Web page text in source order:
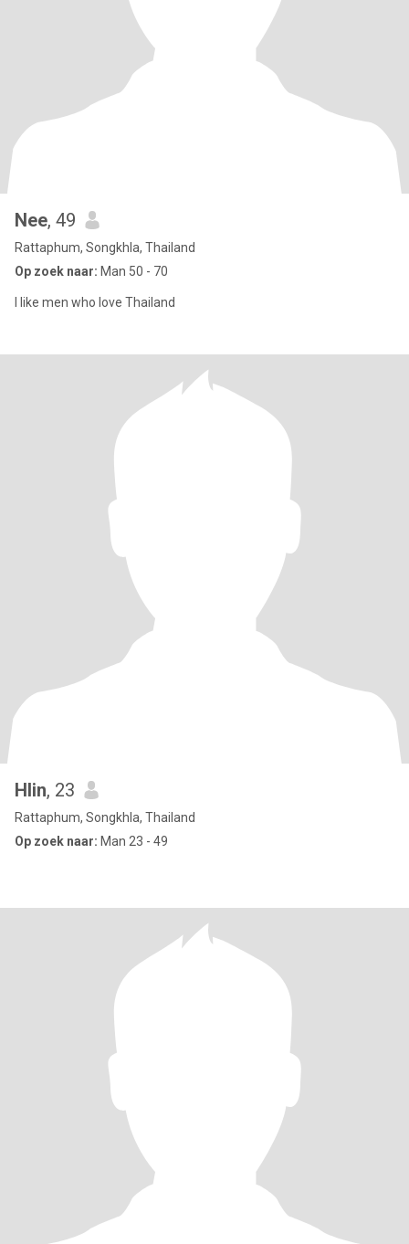
Nee, 49
Rattaphum, Songkhla, Thailand
Op zoek naar: Man 50 - 70
I like men who love Thailand
Hlin, 23
Rattaphum, Songkhla, Thailand
Op zoek naar: Man 23 - 49